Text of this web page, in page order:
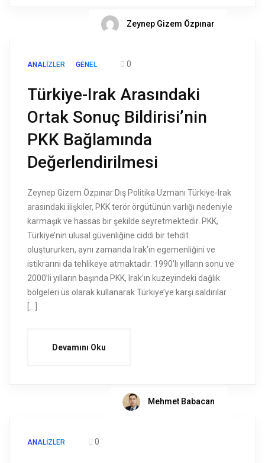
Zeynep Gizem Özpınar
ANALIZLER GENEL 0
Türkiye-Irak Arasındaki
Ortak Sonuç Bildirisi’nin
PKK Bağlamında
Değerlendirilmesi
Zeynep Gizem Özpınar Dış Politika Uzmanı Türkiye-Irak
arasındaki ilişkiler, PKK terör örgütünün varlığı nedeniyle
karmaşık ve hassas bir şekilde seyretmektedir. PKK,
Türkiye’nin ulusal güvenliğine ciddi bir tehdit
oluştururken, aynı zamanda Irak’ın egemenliğini ve
istikrarını da tehlikeye atmaktadır. 1990’lı yılların sonu ve
2000’li yılların başında PKK, Irak’ın kuzeyindeki dağlık
bölgeleri üs olarak kullanarak Türkiye’ye karşı saldırılar
Devamını Oku
Mehmet Babacan
ANALIZLER 0